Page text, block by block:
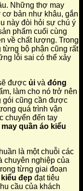
Những thợ may
bản như khâu, gắn
này đòi hỏi sự chú ý
phẩm cuối cùng
về chất lượng. Trong
bộ phận cũng rất
lỗi sai có thể xảy
được ủi và đóng
làm cho nó trở nên
gói cũng cần được
quá trình vận
chuyển đến tay
may quần áo kiểu
là một chuỗi các
chuyên nghiệp của
từng giai đoạn
đẹp đạt tiêu
cầu của khách